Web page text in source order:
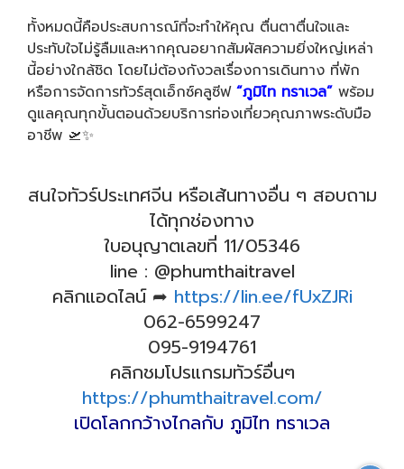
ทั้งหมดนี้คือประสบการณ์ที่จะทำให้คุณ ตื่นตาตื่นใจและ
ประทับใจไม่รู้ลืมและหากคุณอยากสัมผัสความยิ่งใหญ่เหล่า
นี้อย่างใกล้ชิด โดยไม่ต้องกังวลเรื่องการเดินทาง ที่พัก
หรือการจัดการทัวร์สุดเอ็กซ์คลูซีฟ “ภูมิไท ทราเวล” พร้อม
ดูแลคุณทุกขั้นตอนด้วยบริการท่องเที่ยวคุณภาพระดับมือ
อาชีพ 🛫✨
สนใจทัวร์ประเทศจีน หรือเส้นทางอื่น ๆ สอบถาม
ได้ทุกช่องทาง
ใบอนุญาตเลขที่ 11/05346
line : @phumthaitravel
คลิกแอดไลน์ ➦ https://lin.ee/fUxZJRi
062-6599247
095-9194761
คลิกชมโปรแกรมทัวร์อื่นๆ
https://phumthaitravel.com/
เปิดโลกกว้างไกลกับ ภูมิไท ทราเวล